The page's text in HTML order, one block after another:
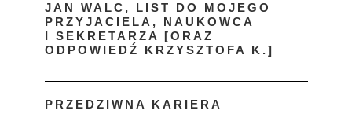
JAN WALC, LIST DO MOJEGO
PRZYJACIELA, NAUKOWCA
I SEKRETARZA [ORAZ
ODPOWIEDŹ KRZYSZTOFA K.]
PRZEDZIWNA KARIERA